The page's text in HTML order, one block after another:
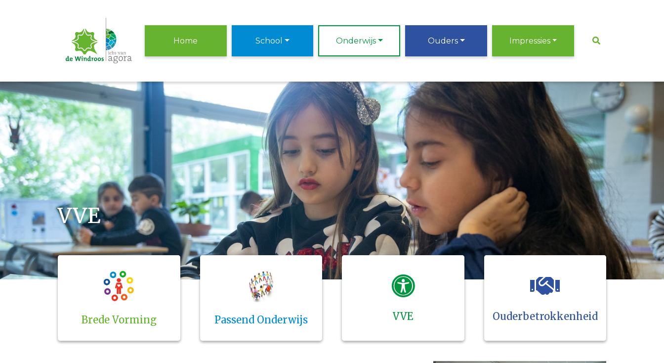
Home School Onderwijs Ouders Impressies
VVE
Brede Vorming Passend Onderwijs VVE Ouderbetrokkenheid